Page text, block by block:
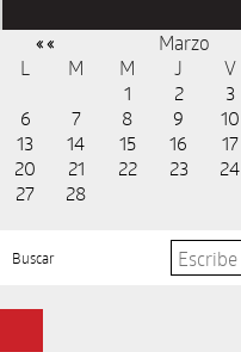
« « Marzo
L M M J V
1
2 3
6
7 8 9 10
13
14 15 16 17
20
21 22 23 24
27
28
Buscar